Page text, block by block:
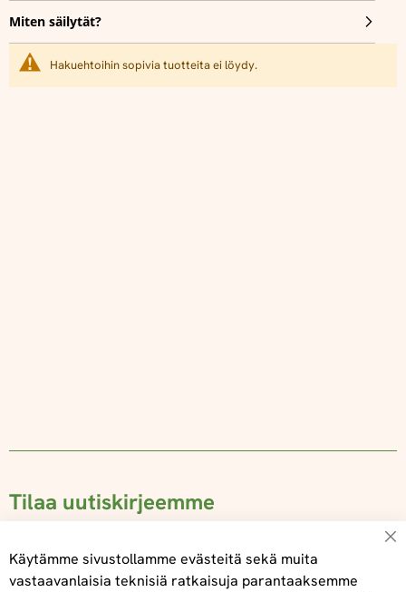
Miten säilytät?
Hakuehtoihin sopivia tuotteita ei löydy.
Tilaa uutiskirjeemme
Käytämme sivustollamme evästeitä sekä muita
vastaavanlaisia teknisiä ratkaisuja parantaaksemme